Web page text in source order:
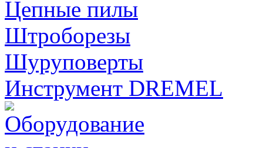
Цепные пилы
Штроборезы
Шуруповерты
Инструмент DREMEL